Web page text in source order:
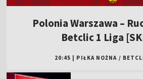
Polonia Warszawa –
Betclic 1 Liga
20:45 PIŁKA NOŻNA /